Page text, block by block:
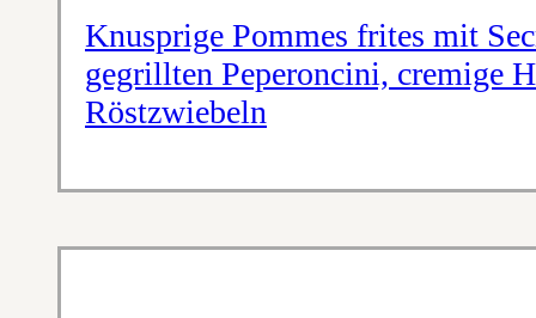
Knusprige Pommes frites mit
gegrillten Peperoncini, cremige
Röstzwiebeln